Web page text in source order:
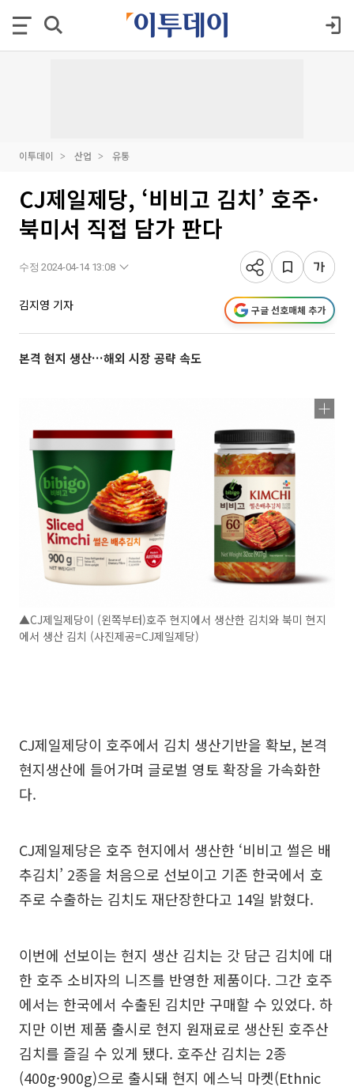
이투데이 산업 유통
CJ제일제당, ‘비비고 김치’ 호주·
북미서 직접 담가 판다
수정 2024-04-14 13:08
김지영 기자 구글 선호매체 추가
본격 현지 생산…해외 시장 공략 속도
▲CJ제일제당이 (왼쪽부터)호주 현지에서 생산한 김치와 북미 현지
에서 생산 김치 (사진제공=CJ제일제당)
CJ제일제당이 호주에서 김치 생산기반을 확보, 본격
현지생산에 들어가며 글로벌 영토 확장을 가속화한
다.
CJ제일제당은 호주 현지에서 생산한 ‘비비고 썰은 배
추김치’ 2종을 처음으로 선보이고 기존 한국에서 호
주로 수출하는 김치도 재단장한다고 14일 밝혔다.
이번에 선보이는 현지 생산 김치는 갓 담근 김치에 대
한 호주 소비자의 니즈를 반영한 제품이다. 그간 호주
에서는 한국에서 수출된 김치만 구매할 수 있었다. 하
지만 이번 제품 출시로 현지 원재료로 생산된 호주산
김치를 즐길 수 있게 됐다. 호주산 김치는 2종
(400g·900g)으로 출시돼 현지 에스닉 마켓(Ethnic